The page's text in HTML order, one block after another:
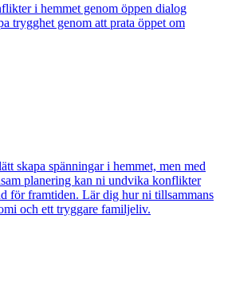
i hemmet genom öppen dialog
trygghet genom att prata öppet om
skapa spänningar i hemmet, men med
planering kan ni undvika konflikter
för framtiden. Lär dig hur ni tillsammans
och ett tryggare familjeliv.